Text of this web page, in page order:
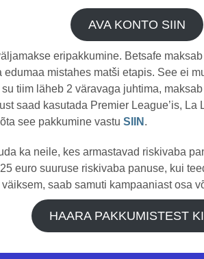
AVA KONTO SIIN
eripakkumine. Betsafe
mistahes matši etapis. See ei
tiim läheb 2 väravaga juhtima,
saad kasutada Premier League’is,
see pakkumine vastu SIIN .
ka neile, kes armastavad riskivaba
euro suuruse riskivaba panuse, kui
saab samuti kampaaniast osa
HAARA PAKKUMISTEST